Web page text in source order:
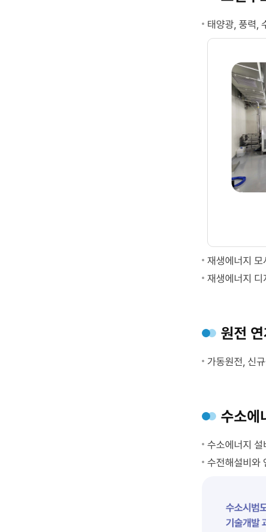
태양광, 풍력,
재생에너지
재생에너지
원전
가동원전, 신
수소에
수소에너지
수전해설비